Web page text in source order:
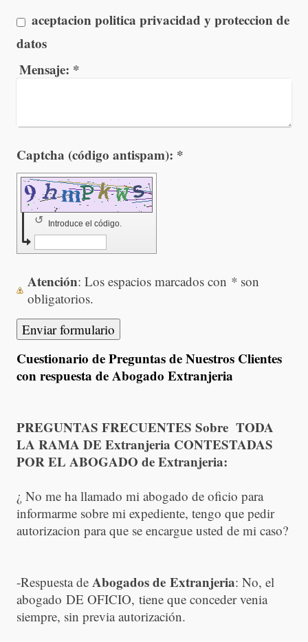
aceptacion politica privacidad y proteccion de
datos
Mensaje: *
Captcha (código antispam): *
Introduce el código.
↺
Atención : Los espacios marcados con * son
obligatorios.
Cuestionario de Preguntas de Nuestros Clientes
con respuesta de Abogado Extranjeria
PREGUNTAS FRECUENTES Sobre TODA
LA RAMA DE Extranjeria CONTESTADAS
POR EL ABOGADO de Extranjeria:
¿ No me ha llamado mi abogado de oficio para
informarme sobre mi expediente, tengo que pedir
autorizacion para que se encargue usted de mi caso?
-Respuesta de Abogados de Extranjeria: No, el
abogado DE OFICIO, tiene que conceder venia
siempre, sin previa autorización.